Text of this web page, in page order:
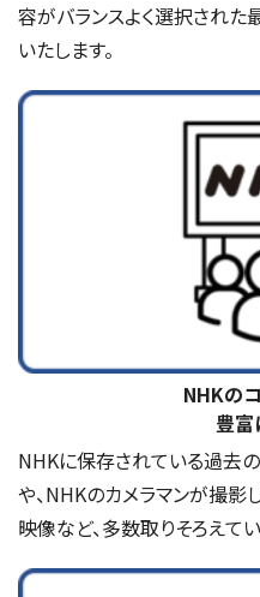
容がバランスよく選択され
いたします。
NHKの
豊富
NHKに保存されている過去
や、NHKのカメラマンが撮
映像など、多数取りそろえてい